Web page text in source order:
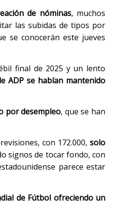
de nóminas, muchos
las subidas de tipos por
se conocerán este jueves
final de 2025 y un lento
ADP se habían mantenido
por desempleo, que se han
con 172.000, solo
signos de tocar fondo, con
parece estar
de Fútbol ofreciendo un